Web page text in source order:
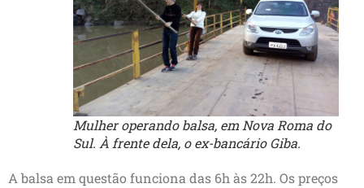
Mulher operando balsa, em Nova Roma do
Sul. À frente dela, o ex-bancário Giba.
A balsa em questão funciona das 6h às 22h. Os preços